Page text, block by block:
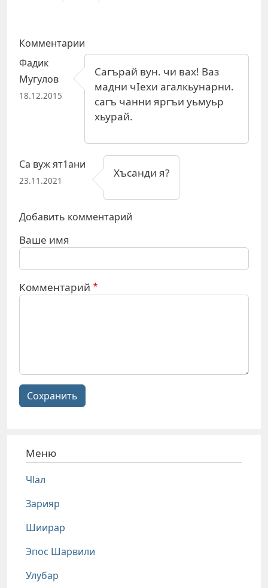
Комментарии
Фадик
Мугулов
18.12.2015
Сагърай вун. чи вах! Ваз
мадни чIехи агалкьунарни.
сагъ чанни яргъи уьмуьр
хьурай.
Са вуж ят1ани
23.11.2021
Хъсанди я?
Добавить комментарий
Ваше имя
Комментарий
Сохранить
Меню
Чlал
Зарияр
Шиирар
Эпос Шарвили
Улубар